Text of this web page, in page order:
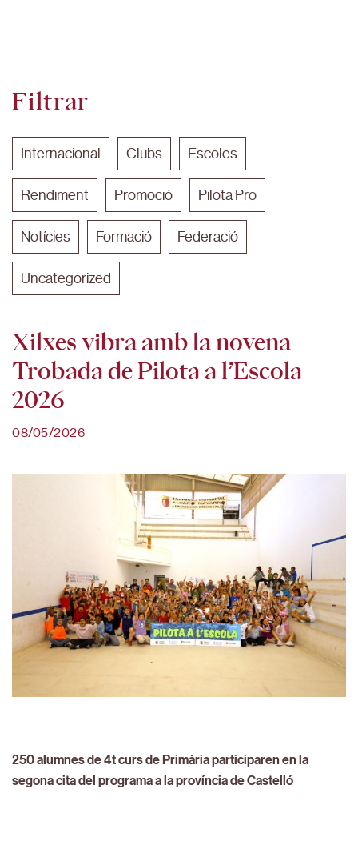
Filtrar
Internacional Clubs Escoles
Rendiment Promoció Pilota Pro
Notícies Formació Federació
Uncategorized
Xilxes vibra amb la novena
Trobada de Pilota a l’Escola
2026
08/05/2026
250 alumnes de 4t curs de Primària participaren en la
segona cita del programa a la província de Castelló